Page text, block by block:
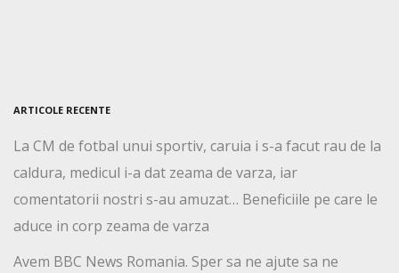
ARTICOLE RECENTE
La CM de fotbal unui sportiv, caruia i s-a facut rau de la
caldura, medicul i-a dat zeama de varza, iar
comentatorii nostri s-au amuzat… Beneficiile pe care le
aduce in corp zeama de varza
Avem BBC News Romania. Sper sa ne ajute sa ne